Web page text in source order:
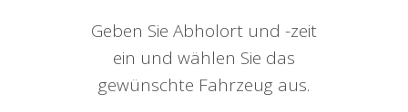
Geben Sie Abholort und -zeit
ein und wählen Sie das
gewünschte Fahrzeug aus.